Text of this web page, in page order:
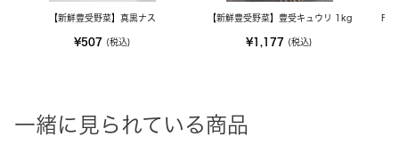
【新鮮豊受野菜】真黒ナス
¥507 (税込)
【新鮮豊受野菜】豊受キュウリ 1kg
¥1,177 (税込)
一緒に見られている商品